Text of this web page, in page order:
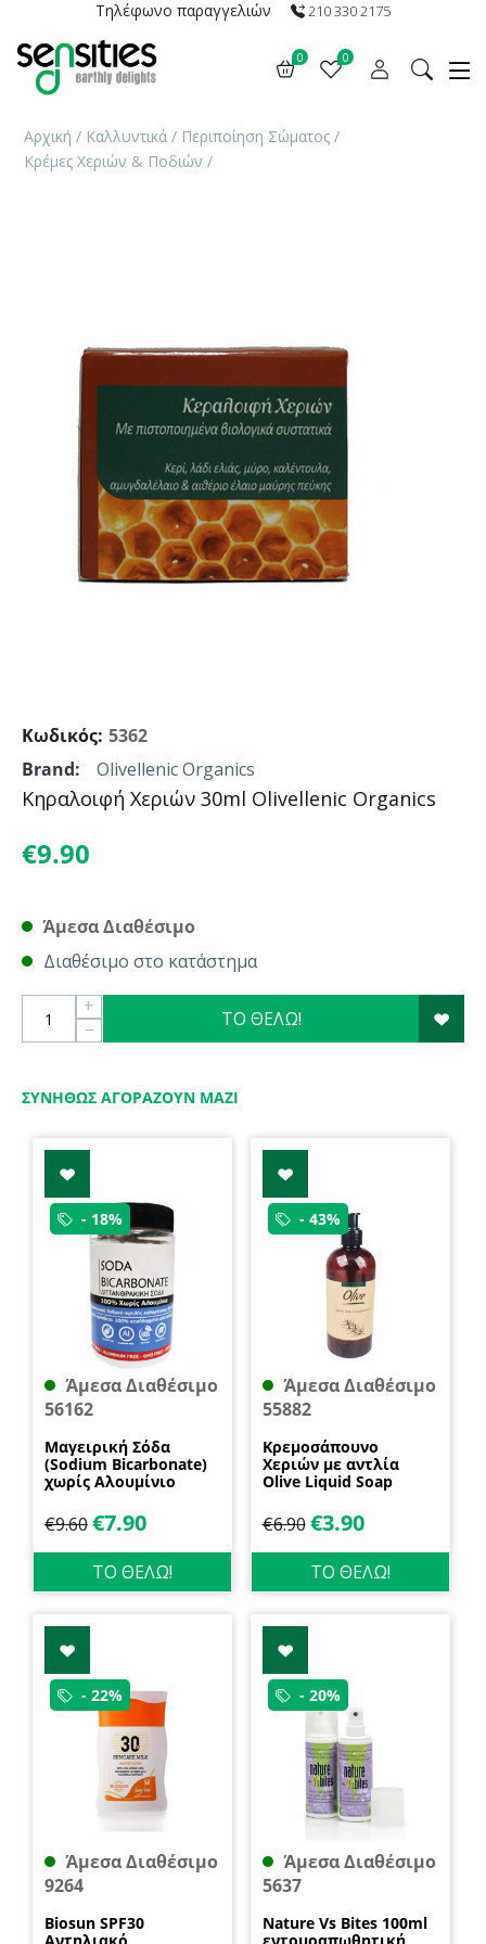
Τηλέφωνο παραγγελιών 210 330 2175
0 0
Αρχική / Καλλυντικά / Περιποίηση Σώματος /
Κρέμες Χεριών & Ποδιών /
Κηραλοιφή Χεριών 30ml Olivellenic Organics
Brand: Olivellenic Organics
€9.90
Κωδικός: 5362
Άμεσα Διαθέσιμο
Διαθέσιμο στο κατάστημα
+
−
ΤΟ ΘΕΛΩ!
ΣΥΝΉΘΩΣ ΑΓΟΡΆΖΟΥΝ ΜΑΖΊ
- 18%
Άμεσα Διαθέσιμο
56162
Μαγειρική Σόδα
(Sodium Bicarbonate)
χωρίς Αλουμίνιο
€9.60€7.90
ΤΟ ΘΕΛΩ!
- 43%
Άμεσα Διαθέσιμο
55882
Κρεμοσάπουνο
Χεριών με αντλία
Olive Liquid Soap
€6.90 €3.90
ΤΟ ΘΕΛΩ!
- 22%
Άμεσα Διαθέσιμο
9264
Biosun SPF30
- 20%
Άμεσα Διαθέσιμο
5637
Nature Vs Bites 100ml